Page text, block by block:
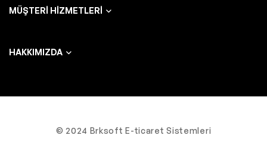
MÜŞTERI HIZMETLERI
HAKKIMIZDA
© 2024 Brksoft E-ticaret Sistemleri